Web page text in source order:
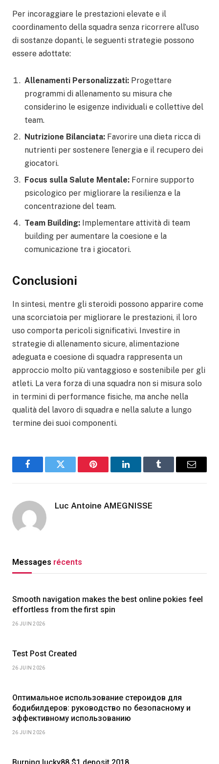
Per incoraggiare le prestazioni elevate e il
coordinamento della squadra senza ricorrere all’uso
di sostanze dopanti, le seguenti strategie possono
essere adottate:
Allenamenti Personalizzati: Progettare
programmi di allenamento su misura che
considerino le esigenze individuali e collettive del
team.
Nutrizione Bilanciata: Favorire una dieta ricca di
nutrienti per sostenere l’energia e il recupero dei
giocatori.
Focus sulla Salute Mentale: Fornire supporto
psicologico per migliorare la resilienza e la
concentrazione del team.
Team Building: Implementare attività di team
building per aumentare la coesione e la
comunicazione tra i giocatori.
Conclusioni
In sintesi, mentre gli steroidi possono apparire come
una scorciatoia per migliorare le prestazioni, il loro
uso comporta pericoli significativi. Investire in
strategie di allenamento sicure, alimentazione
adeguata e coesione di squadra rappresenta un
approccio molto più vantaggioso e sostenibile per gli
atleti. La vera forza di una squadra non si misura solo
in termini di performance fisiche, ma anche nella
qualità del lavoro di squadra e nella salute a lungo
termine dei suoi componenti.
FacebookTwitter Pinterest LinkedInTumblr Email
Luc Antoine AMEGNISSE
Messages récents
Smooth navigation makes the best online pokies feel
effortless from the first spin
26 JUIN 2026
Test Post Created
26 JUIN 2026
Оптимальное использование стероидов для
бодибилдеров: руководство по безопасному и
эффективному использованию
26 JUIN 2026